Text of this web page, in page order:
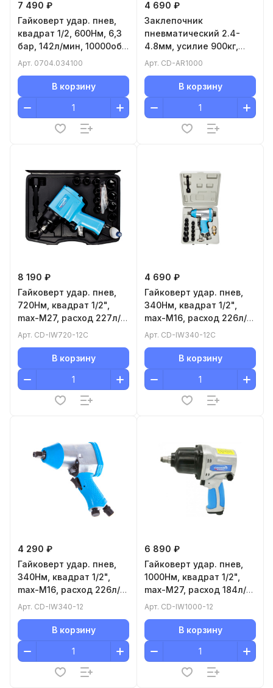
7 490 ₽
Гайковерт удар. пнев,
квадрат 1/2, 600Нм, 6,3
бар, 142л/мин, 10000об/
мин, 1,3кг
Арт. 0704.034100
В корзину
4 690 ₽
Заклепочник
пневматический 2.4-
4.8мм, усилие 900кг,
ход-17мм, 6,5атм, вх1/4"
Арт. CD-AR1000
В корзину
8 190 ₽
Гайковерт удар. пнев,
720Нм, квадрат 1/2",
max-М27, расход 227л/
мин, 2,9кг, кейс+акс
Арт. CD-IW720-12C
В корзину
4 690 ₽
Гайковерт удар. пнев,
340Нм, квадрат 1/2",
max-М16, расход 226л/
мин, 2,3кг, кейс+акс
Арт. CD-IW340-12C
В корзину
4 290 ₽
Гайковерт удар. пнев,
340Нм, квадрат 1/2",
max-М16, расход 226л/
мин, 2,3кг CD-IW340-12
Арт. CD-IW340-12
В корзину
6 890 ₽
Гайковерт удар. пнев,
1000Нм, квадрат 1/2",
max-М27, расход 184л/
мин, 2,7кг
Арт. CD-IW1000-12
В корзину